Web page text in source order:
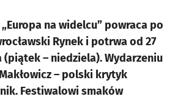
na widelcu” powraca po
Rynek i potrwa od 27
(piątek – niedziela). Wydarzeniu
– polski krytyk
Festiwalowi smaków